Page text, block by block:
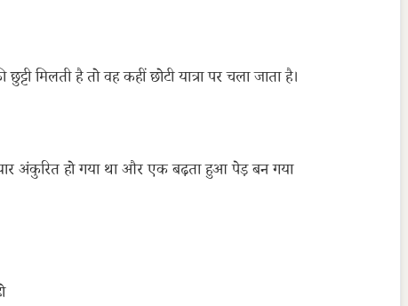
मिलती है तो वह कहीं छोटी यात्रा पर चला जाता है।
अंकुरित हो गया था और एक बढ़ता हुआ पेड़ बन गया